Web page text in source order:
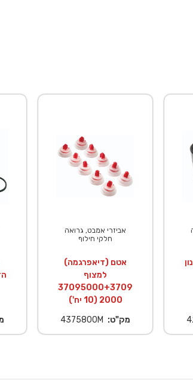
אביזרי אמבט, גרואה
חלקי חילוף
אטם (דיאפרגמה)
למצוף
37095000+3709
2000 (10 יח')
מק"ט: 4375800M